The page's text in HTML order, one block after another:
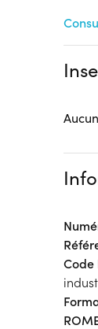
Code